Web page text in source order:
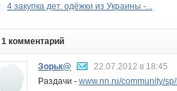
4 закупка дет. одёжки из Украины -...
1 комментарий
Зорьк@
22.07.2012 в 18:45
Раздачи - www.nn.ru/community/